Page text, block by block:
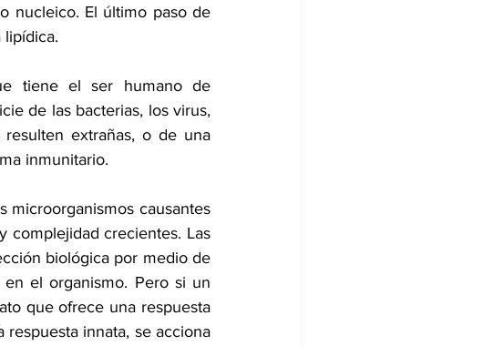
nucleico. El último paso de
tiene el ser humano de
de las bacterias, los virus,
extrañas, o de una
inmunitario.
microorganismos causantes
complejidad crecientes. Las
biológica por medio de
el organismo. Pero si un
que ofrece una respuesta
innata, se acciona